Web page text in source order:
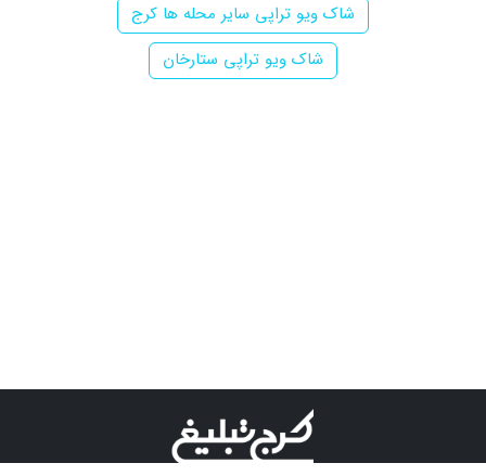
شاک ویو تراپی سایر محله ها کرج
شاک ویو تراپی ستارخان